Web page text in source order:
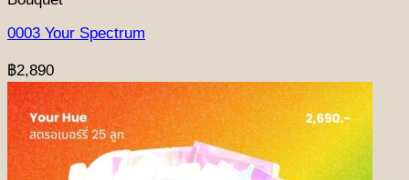
0003 Your Spectrum
฿2,890